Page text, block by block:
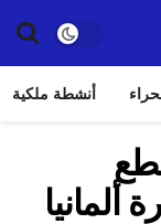
أنشطة ملكية
ألمانيا